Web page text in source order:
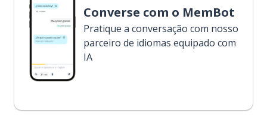
Converse com o MemBot
Pratique a conversação com nosso
parceiro de idiomas equipado com
IA